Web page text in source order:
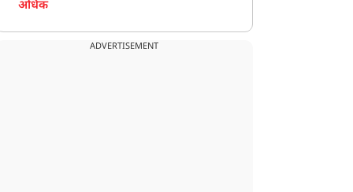
अधिक
ADVERTISEMENT